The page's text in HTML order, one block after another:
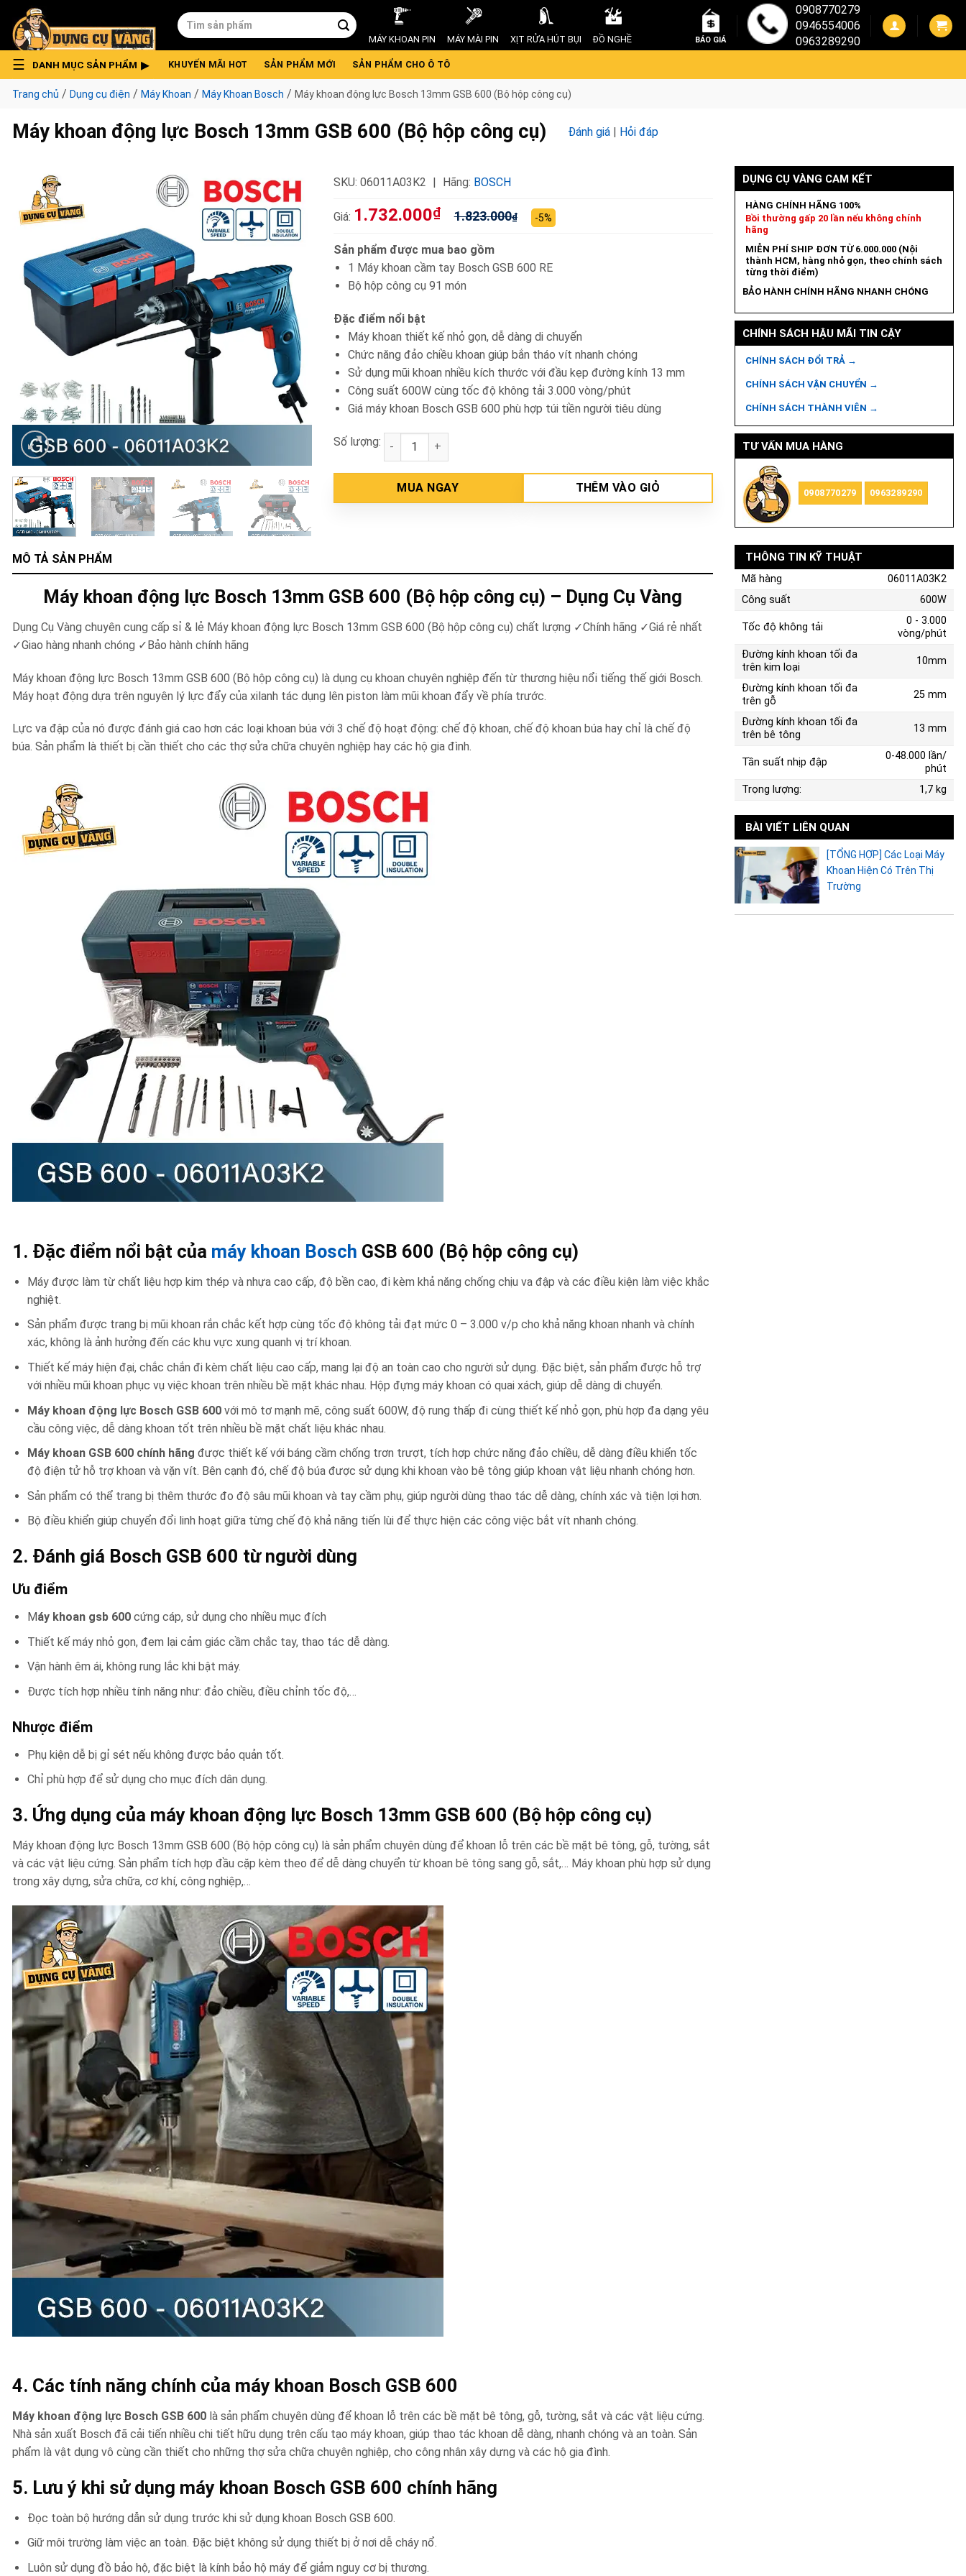
content
Tìm
kiếm:
MÁY KHOAN PIN MÁY MÀI PIN XỊT RỬA HÚT BỤI ĐỒ NGHỀ BÁO GIÁ
0908770279
0946554006
0963289290
DANH MỤC SẢN PHẨM KHUYẾN MÃI HOT SẢN PHẨM MỚI SẢN PHẨM CHO Ô TÔ
Trang chủ / Dụng cụ điện / Máy Khoan / Máy Khoan Bosch / Máy khoan động lực Bosch 13mm GSB 600 (Bộ hộp công cụ)
Máy khoan động lực Bosch 13mm GSB 600 (Bộ hộp công cụ) Đánh giá | Hỏi đáp
SKU: 06011A03K2 Hãng: BOSCH
Giá: 1.732.000₫ 1.823.000₫ -5%
Sản phẩm được mua bao gồm
1 Máy khoan cầm tay Bosch GSB 600 RE
Bộ hộp công cụ 91 món
Đặc điểm nổi bật
Máy khoan thiết kế nhỏ gọn, dễ dàng di chuyển
Chức năng đảo chiều khoan giúp bắn tháo vít nhanh chóng
Sử dụng mũi khoan nhiều kích thước với đầu kẹp đường kính 13 mm
Công suất 600W cùng tốc độ không tải 3.000 vòng/phút
Giá máy khoan Bosch GSB 600 phù hợp túi tiền người tiêu dùng
Số lượng: Máy khoan động lực Bosch 13mm GSB 600 (Bộ hộp công cụ) số lượng
MUA NGAY THÊM VÀO GIỎ
DỤNG CỤ VÀNG CAM KẾT
HÀNG CHÍNH HÃNG 100%
Bồi thường gấp 20 lần nếu không chính
hãng
MIỄN PHÍ SHIP ĐƠN TỪ 6.000.000 (Nội
thành HCM, hàng nhỏ gọn, theo chính sách
từng thời điểm)
BẢO HÀNH CHÍNH HÃNG NHANH CHÓNG
CHÍNH SÁCH HẬU MÃI TIN CẬY
CHÍNH SÁCH ĐỔI TRẢ →
CHÍNH SÁCH VẬN CHUYỂN →
CHÍNH SÁCH THÀNH VIÊN →
TƯ VẤN MUA HÀNG
0908770279 0963289290
MÔ TẢ SẢN PHẨM
Máy khoan động lực Bosch 13mm GSB 600 (Bộ hộp công cụ) – Dụng Cụ Vàng
Dụng Cụ Vàng chuyên cung cấp sỉ & lẻ Máy khoan động lực Bosch 13mm GSB 600 (Bộ hộp công cụ) chất lượng ✓Chính hãng ✓Giá rẻ nhất
✓Giao hàng nhanh chóng ✓Bảo hành chính hãng
Máy khoan động lực Bosch 13mm GSB 600 (Bộ hộp công cụ) là dụng cụ khoan chuyên nghiệp đến từ thương hiệu nổi tiếng thế giới Bosch.
Máy hoạt động dựa trên nguyên lý lực đẩy của xilanh tác dụng lên piston làm mũi khoan đẩy về phía trước.
Lực va đập của nó được đánh giá cao hơn các loại khoan búa với 3 chế độ hoạt động: chế độ khoan, chế độ khoan búa hay chỉ là chế độ
búa. Sản phẩm là thiết bị cần thiết cho các thợ sửa chữa chuyên nghiệp hay các hộ gia đình.
1. Đặc điểm nổi bật của máy khoan Bosch GSB 600 (Bộ hộp công cụ)
Máy được làm từ chất liệu hợp kim thép và nhựa cao cấp, độ bền cao, đi kèm khả năng chống chịu va đập và các điều kiện làm việc khắc
nghiệt.
Sản phẩm được trang bị mũi khoan rắn chắc kết hợp cùng tốc độ không tải đạt mức 0 – 3.000 v/p cho khả năng khoan nhanh và chính
xác, không là ảnh hưởng đến các khu vực xung quanh vị trí khoan.
Thiết kế máy hiện đại, chắc chắn đi kèm chất liệu cao cấp, mang lại độ an toàn cao cho người sử dụng. Đặc biệt, sản phẩm được hỗ trợ
với nhiều mũi khoan phục vụ việc khoan trên nhiều bề mặt khác nhau. Hộp đựng máy khoan có quai xách, giúp dễ dàng di chuyển.
Máy khoan động lực Bosch GSB 600với mô tơ mạnh mẽ, công suất 600W, độ rung thấp đi cùng thiết kế nhỏ gọn, phù hợp đa dạng yêu
cầu công việc, dễ dàng khoan tốt trên nhiều bề mặt chất liệu khác nhau.
Máy khoan GSB 600 chính hãng được thiết kế với báng cầm chống trơn trượt, tích hợp chức năng đảo chiều, dễ dàng điều khiển tốc
độ điện tử hỗ trợ khoan và vặn vít. Bên cạnh đó, chế độ búa được sử dụng khi khoan vào bê tông giúp khoan vật liệu nhanh chóng hơn.
Sản phẩm có thể trang bị thêm thước đo độ sâu mũi khoan và tay cầm phụ, giúp người dùng thao tác dễ dàng, chính xác và tiện lợi hơn.
Bộ điều khiển giúp chuyển đổi linh hoạt giữa từng chế độ khả năng tiến lùi để thực hiện các công việc bắt vít nhanh chóng.
2. Đánh giá Bosch GSB 600 từ người dùng
Ưu điểm
Máy khoan gsb 600cứng cáp, sử dụng cho nhiều mục đích
Thiết kế máy nhỏ gọn, đem lại cảm giác cầm chắc tay, thao tác dễ dàng.
Vận hành êm ái, không rung lắc khi bật máy.
Được tích hợp nhiều tính năng như: đảo chiều, điều chỉnh tốc độ,…
Nhược điểm
Phụ kiện dễ bị gỉ sét nếu không được bảo quản tốt.
Chỉ phù hợp để sử dụng cho mục đích dân dụng.
3. Ứng dụng của máy khoan động lực Bosch 13mm GSB 600 (Bộ hộp công cụ)
Máy khoan động lực Bosch 13mm GSB 600 (Bộ hộp công cụ) là sản phẩm chuyên dùng để khoan lỗ trên các bề mặt bê tông, gỗ, tường, sắt
và các vật liệu cứng. Sản phẩm tích hợp đầu cặp kèm theo để dễ dàng chuyển từ khoan bê tông sang gỗ, sắt,… Máy khoan phù hợp sử dụng
trong xây dựng, sửa chữa, cơ khí, công nghiệp,…
4. Các tính năng chính của máy khoan Bosch GSB 600
Máy khoan động lực Bosch GSB 600 là sản phẩm chuyên dùng để khoan lỗ trên các bề mặt bê tông, gỗ, tường, sắt và các vật liệu cứng.
Nhà sản xuất Bosch đã cải tiến nhiều chi tiết hữu dụng trên cấu tạo máy khoan, giúp thao tác khoan dễ dàng, nhanh chóng và an toàn. Sản
phẩm là vật dụng vô cùng cần thiết cho những thợ sửa chữa chuyên nghiệp, cho công nhân xây dựng và các hộ gia đình.
5. Lưu ý khi sử dụng máy khoan Bosch GSB 600 chính hãng
Đọc toàn bộ hướng dẫn sử dụng trước khi sử dụng khoan Bosch GSB 600.
Giữ môi trường làm việc an toàn. Đặc biệt không sử dụng thiết bị ở nơi dễ cháy nổ.
Luôn sử dụng đồ bảo hộ, đặc biệt là kính bảo hộ máy để giảm nguy cơ bị thương.
THÔNG TIN KỸ THUẬT
Mã hàng
06011A03K2
Công suất
600W
Tốc độ không tải
0 - 3.000
vòng/phút
Đường kính khoan tối đa
trên kim loại
10mm
Đường kính khoan tối đa
trên gỗ
25 mm
Đường kính khoan tối đa
trên bê tông
13 mm
Tần suất nhịp đập
0-48.000 lần/
phút
Trọng lượng:
1,7 kg
BÀI VIẾT LIÊN QUAN
[TỔNG HỢP] Các Loại Máy
Khoan Hiện Có Trên Thị
Trường